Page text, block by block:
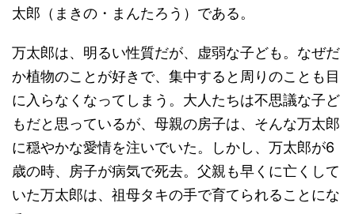
太郎（まきの・まんたろう）である。
万太郎は、明るい性質だが、虚弱な子ども。なぜだ
か植物のことが好きで、集中すると周りのことも目
に入らなくなってしまう。大人たちは不思議な子ど
もだと思っているが、母親の房子は、そんな万太郎
に穏やかな愛情を注いでいた。しかし、万太郎が6
歳の時、房子が病気で死去。父親も早くに亡くして
いた万太郎は、祖母タキの手で育てられることにな